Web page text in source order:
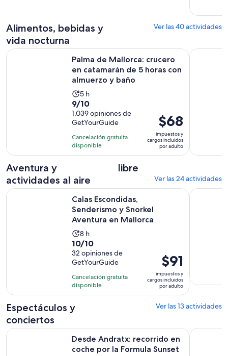
actual
$8
por
adulto
Alimentos, bebidas y
vida nocturna
Ver las 40 actividades
Palma de Mallorca: crucero
en catamarán de 5 horas con
almuerzo y baño
La
actividad
dura
5
horas
5 h
9.0
de
10
con
1039
opiniones
9/10
1,039 opiniones de
GetYourGuide
Cancelación gratuita
disponible
El
precio
es
de
adulto
$68
impuestos y
cargos incluidos
por adulto
Palma de Mallorca: crucero en catamarán de 5 horas con
Crucero
Aventura y
actividades al aire
libre
Ver las 24 actividades
Calas Escondidas,
Senderismo y Snorkel
Aventura en Mallorca
La
actividad
dura
8
horas
8 h
10.0
de
10
con
32
opiniones
10/10
32 opiniones de
GetYourGuide
Cancelación gratuita
disponible
El
precio
es
de
por
$91
impuestos y
cargos incluidos
por adulto
Calas Escondidas, Senderismo y Snorkel Aventura enTour en
Espectáculos y
conciertos
Ver las 13 actividades
Desde Andratx: recorrido en
coche por la Formula Sunset
Desde Andratx: recorrido en coche por la Formula Sunset
Mallorca: